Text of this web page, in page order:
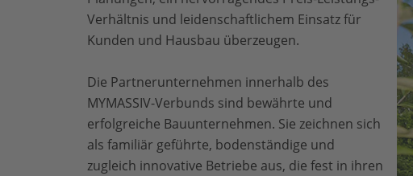
Verhältnis und leidenschaftlichem Einsatz für
Kunden und Hausbau überzeugen.
Die Partnerunternehmen innerhalb des
MYMASSIV-Verbunds sind bewährte und
erfolgreiche Bauunternehmen. Sie zeichnen sich
als familiär geführte, bodenständige und
zugleich innovative Betriebe aus, die fest in ihren